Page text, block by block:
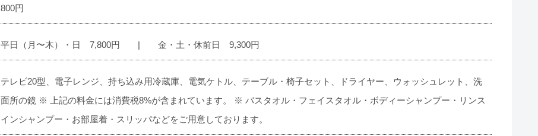
800円
平日（月〜木）・日 7,800円 | 金・土・休前日 9,300円
テレビ20型、電子レンジ、持ち込み用冷蔵庫、電気ケトル、テーブル・椅子セット、ドライヤー、ウォッシュレット、洗
面所の鏡 ※ 上記の料金には消費税8%が含まれています。 ※ バスタオル・フェイスタオル・ボディーシャンプー・リンス
インシャンプー・お部屋着・スリッパなどをご用意しております。